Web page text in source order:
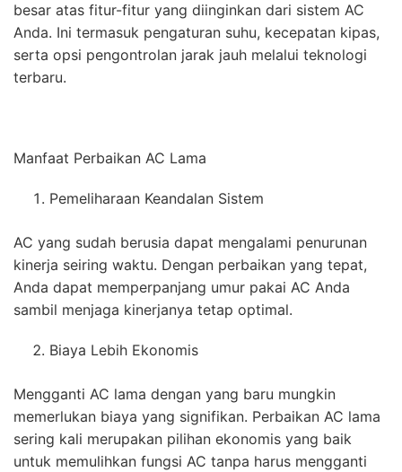
besar atas fitur-fitur yang diinginkan dari sistem AC
Anda. Ini termasuk pengaturan suhu, kecepatan kipas,
serta opsi pengontrolan jarak jauh melalui teknologi
terbaru.
Manfaat Perbaikan AC Lama
Pemeliharaan Keandalan Sistem
AC yang sudah berusia dapat mengalami penurunan
kinerja seiring waktu. Dengan perbaikan yang tepat,
Anda dapat memperpanjang umur pakai AC Anda
sambil menjaga kinerjanya tetap optimal.
Biaya Lebih Ekonomis
Mengganti AC lama dengan yang baru mungkin
memerlukan biaya yang signifikan. Perbaikan AC lama
sering kali merupakan pilihan ekonomis yang baik
untuk memulihkan fungsi AC tanpa harus mengganti